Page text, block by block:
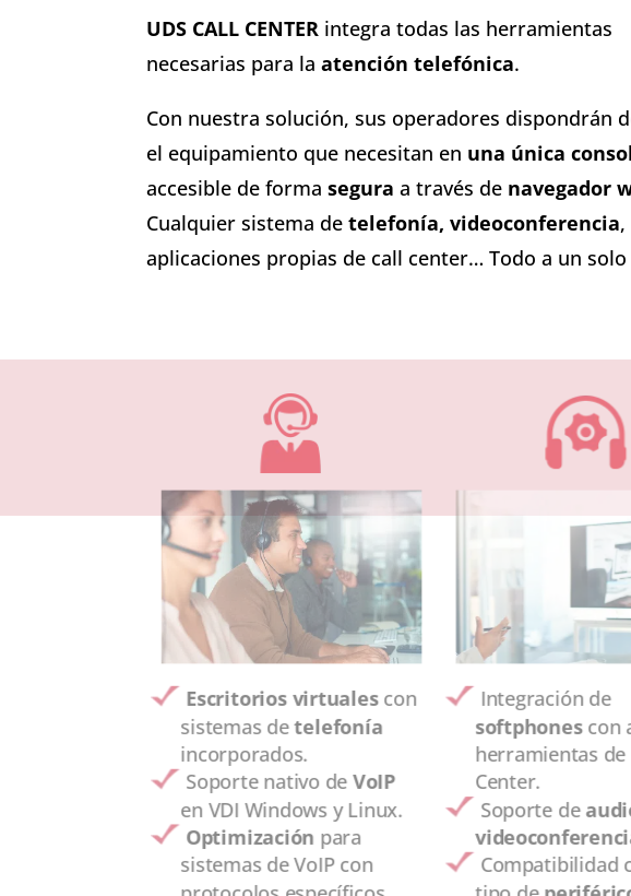
UDS CALL CENTER integra todas las herramientas
necesarias para laatención telefónica.
Con nuestra solución, sus operadores dispondrán
el equipamiento que necesitan en una única
accesible de formasegura a través de navegador
Cualquier sistema detelefonía, videoconferencia,
aplicaciones propias de call center… Todo a un solo
Escritorios virtuales con
sistemas detelefonía
incorporados.
Soporte nativo deVoIP
en VDI Windows y Linux.
Optimización para
sistemas de VoIP con
Integración de
softphonescon
herramientas de
Center.
Soporte de
Compatibilidad